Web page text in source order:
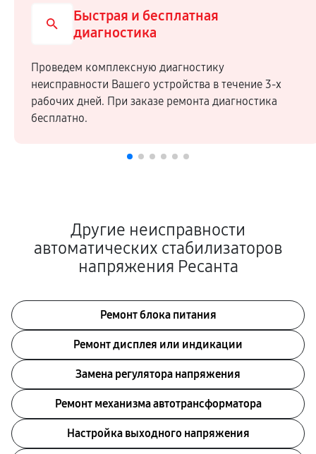
Быстрая и бесплатная
диагностика
Проведем комплексную диагностику
неисправности Вашего устройства в течение 3-х
рабочих дней. При заказе ремонта диагностика
бесплатно.
Другие неисправности
автоматических стабилизаторов
напряжения Ресанта
Ремонт блока питания
Ремонт дисплея или индикации
Замена регулятора напряжения
Ремонт механизма автотрансформатора
Настройка выходного напряжения